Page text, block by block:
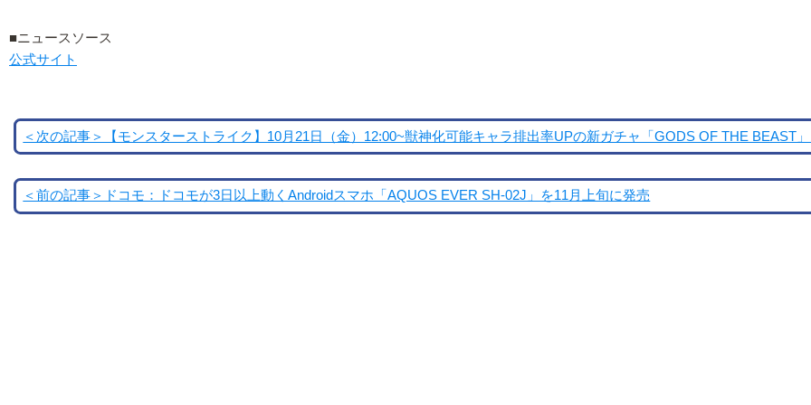
■ニュースソース
公式サイト
＜次の記事＞【モンスターストライク】10月21日（金）12:00~獣神化可能キャラ排出率UPの新ガチャ「GODS OF THE BEAST」
＜前の記事＞ドコモ：ドコモが3日以上動くAndroidスマホ「AQUOS EVER SH-02J」を11月上旬に発売